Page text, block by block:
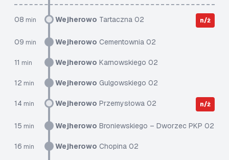
08 min Wejherowo Tartaczna 02 n/ż
09 min Wejherowo Cementownia 02
11 min Wejherowo Karnowskiego 02
12 min Wejherowo Gulgowskiego 02
14 min Wejherowo Przemysłowa 02 n/ż
15 min Wejherowo Broniewskiego – Dworzec PKP 02
16 min Wejherowo Chopina 02